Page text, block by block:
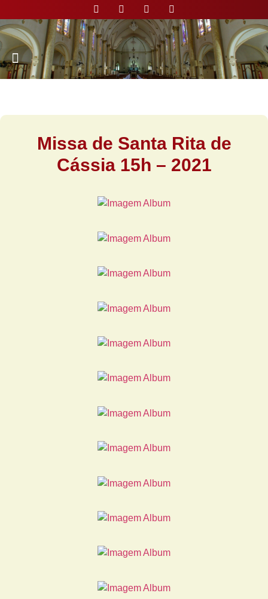
Missa de Santa Rita de
Cássia 15h – 2021